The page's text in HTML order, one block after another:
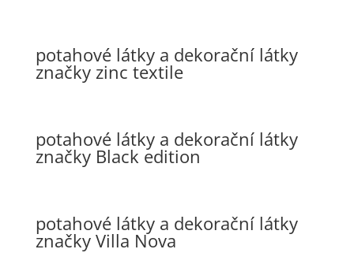
potahové látky a dekorační látky
značky zinc textile
potahové látky a dekorační látky
značky Black edition
potahové látky a dekorační látky
značky Villa Nova